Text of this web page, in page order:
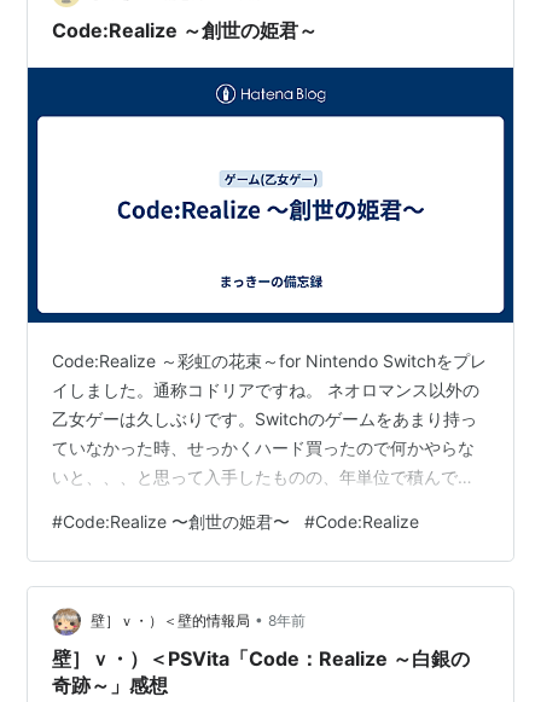
Code:Realize ～創世の姫君～
Code:Realize ～彩虹の花束～for Nintendo Switchをプレ
イしました。通称コドリアですね。 ネオロマンス以外の
乙女ゲーは久しぶりです。Switchのゲームをあまり持っ
ていなかった時、せっかくハード買ったので何かやらな
いと、、、と思って入手したものの、年単位で積んでお
束」が収録されており、まずは「創世の姫君」からで
す。攻略サイトで見たおすすめ順（※）通りにクリアしま
して、感想をさらっと書き残してみようと思います。 ※
インピー → ヴァン → フラン → サン → ルパン 以下、ネ
タばれ気にせず書きますので、お嫌な方は…
#Code:Realize 〜創世の姫君〜 #Code:Realize
壁］ｖ・）＜壁的情報局 • 8年前
壁］ｖ・）＜PSVita「Code：Realize ～白銀の
奇跡～」感想